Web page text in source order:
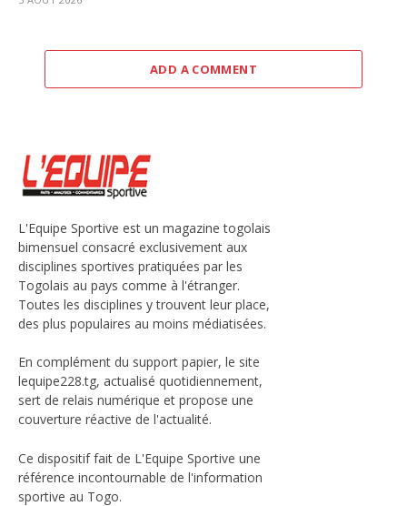
ADD A COMMENT
L'Equipe Sportive est un magazine togolais
bimensuel consacré exclusivement aux
disciplines sportives pratiquées par les
Togolais au pays comme à l'étranger.
Toutes les disciplines y trouvent leur place,
des plus populaires au moins médiatisées.
En complément du support papier, le site
lequipe228.tg, actualisé quotidiennement,
sert de relais numérique et propose une
couverture réactive de l'actualité.
Ce dispositif fait de L'Equipe Sportive une
référence incontournable de l'information
sportive au Togo.